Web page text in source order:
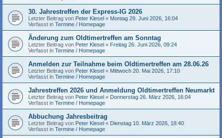
30. Jahrestreffen der Express-IG 2026
Letzter Beitrag von Peter Klesel « Montag 29. Juni 2026, 16:04
Verfasst in Termine / Homepage
Änderung zum Oldtimertreffen am Sonntag
Letzter Beitrag von Peter Klesel « Freitag 26. Juni 2026, 09:24
Verfasst in Termine / Homepage
Anmelden zur Teilnahme beim Oldtimertreffen am 28.06.26
Letzter Beitrag von Peter Klesel « Mittwoch 20. Mai 2026, 17:10
Verfasst in Termine / Homepage
Jahrestreffen 2026 und Anmeldung Oldtimertreffen Neumarkt
Letzter Beitrag von Peter Klesel « Donnerstag 26. März 2026, 16:04
Verfasst in Termine / Homepage
Abbuchung Jahresbeitrag
Letzter Beitrag von Peter Klesel « Dienstag 10. März 2026, 18:40
Verfasst in Termine / Homepage